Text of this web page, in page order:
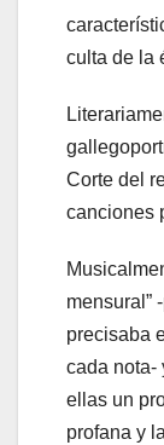
culta de la
Corte del
canciones
mensural”
precisaba
cada nota-
ellas un
profana y